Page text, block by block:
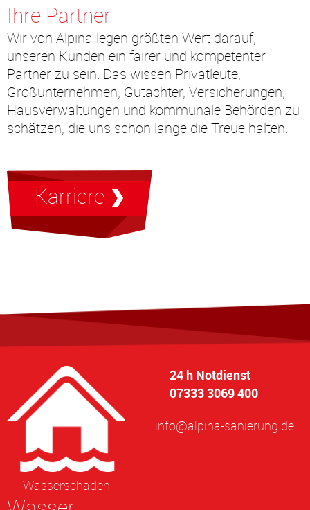
Ihre Partner
Wir von Alpina legen größten Wert darauf,
unseren Kunden ein fairer und kompetenter
Partner zu sein. Das wissen Privatleute,
Großunternehmen, Gutachter, Versicherungen,
Hausverwaltungen und kommunale Behörden zu
schätzen, die uns schon lange die Treue halten.
Karriere
Wasserschaden
24 h Notdienst
07333 3069 400
info@alpina-sanierung.de